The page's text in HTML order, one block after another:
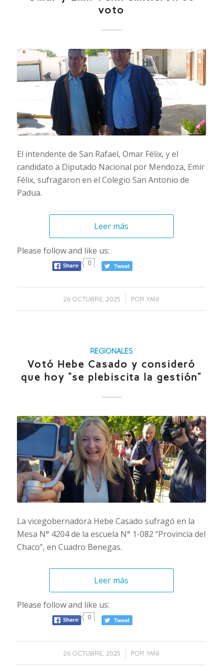
voto
El intendente de San Rafael, Omar Félix, y el
candidato a Diputado Nacional por Mendoza, Emir
Félix, sufragaron en el Colegio San Antonio de
Padua.
Leer más
Please follow and like us:
0
26 OCTUBRE, 2025
/ PORYANI
REGIONALES
Votó Hebe Casado y consideró
que hoy “se plebiscita la gestión”
La vicegobernadora Hebe Casado sufragó en la
Mesa N° 4204 de la escuela N° 1-082 “Provincia del
Chaco”, en Cuadro Benegas.
Leer más
Please follow and like us:
0
26 OCTUBRE, 2025
/ PORYANI